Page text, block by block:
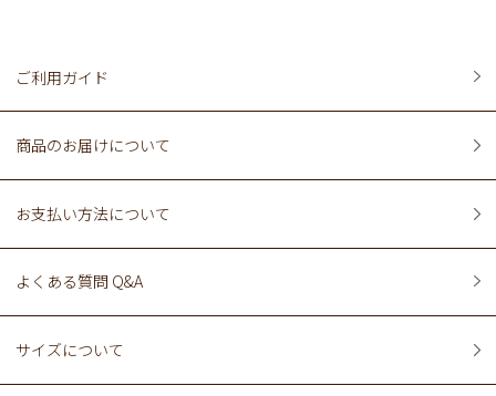
ご利用ガイド
商品のお届けについて
お支払い方法について
よくある質問 Q&A
サイズについて